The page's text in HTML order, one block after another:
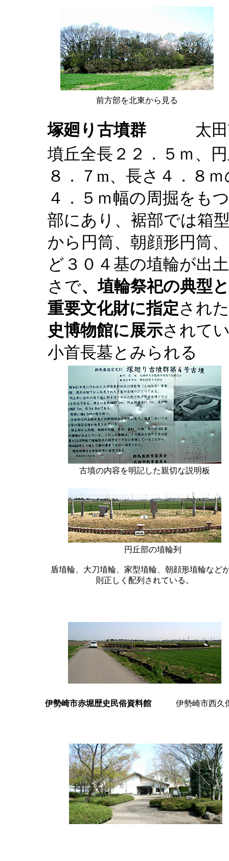
前方部を北東から見る
塚廻り古墳群 太田市
墳丘全長２２．５ｍ、
８．７m、長さ４．８
４．５ｍ幅の周掘をも
部にあり、裾部では箱
から円筒、朝顔形円筒
ど３０４基の埴輪が出
さで、埴輪祭祀の典型
重要文化財に指定され
史博物館に展示されて
小首長墓とみられる
古墳の内容を明記した親切な説明板
円丘部の埴輪列
盾埴輪、大刀埴輪、家型埴輪、朝顔形埴輪など
則正しく配列されている。
伊勢崎市赤堀歴史民俗資料館伊勢崎市西久保